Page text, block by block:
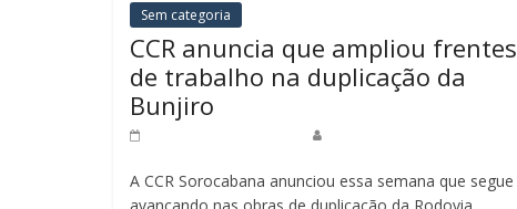
Sem categoria
CCR anuncia que ampliou frentes
de trabalho na duplicação da
Bunjiro
A CCR Sorocabana anunciou essa semana que segue